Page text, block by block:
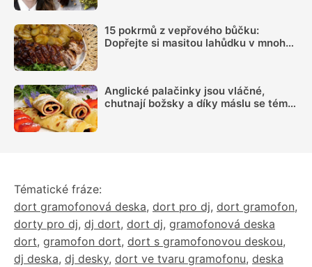
15 pokrmů z vepřového bůčku:
Dopřejte si masitou lahůdku v mnoha
Anglické palačinky jsou vláčné,
chutnají božsky a díky máslu se téměř
Tématické fráze:
dort gramofonová deska, dort pro dj, dort gramofon,
dorty pro dj, dj dort, dort dj, gramofonová deska
dort, gramofon dort, dort s gramofonovou deskou,
dj deska, dj desky, dort ve tvaru gramofonu, deska